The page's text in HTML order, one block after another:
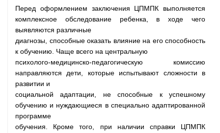
Перед оформлением заключения ЦПМПК выполняется
комплексное обследование ребенка, в ходе чего
выявляются различные
диагнозы, способные оказать влияние на его способность
к обучению. Чаще всего на центральную
психолого-медицинско-педагогическую комиссию
направляются дети, которые испытывают сложности в
развитии и
социальной адаптации, не способные к успешному
обучению и нуждающиеся в специально адаптированной
программе
обучения. Кроме того, при наличии справки ЦПМПК